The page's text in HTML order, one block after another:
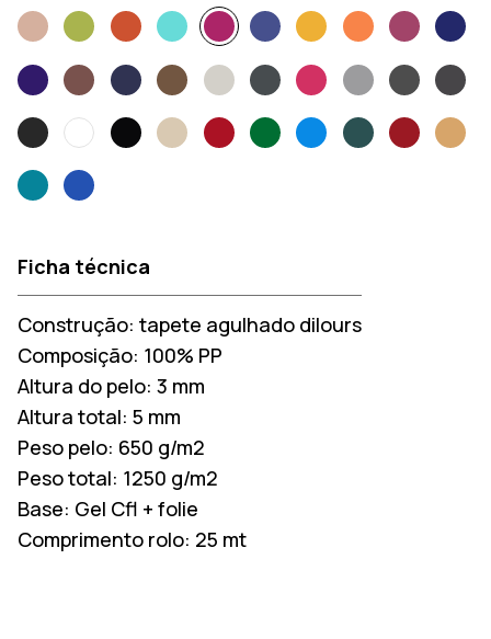
Ficha técnica
Construção: tapete agulhado dilours
Composição: 100% PP
Altura do pelo: 3 mm
Altura total: 5 mm
Peso pelo: 650 g/m2
Peso total: 1250 g/m2
Base: Gel Cfl + folie
Comprimento rolo: 25 mt